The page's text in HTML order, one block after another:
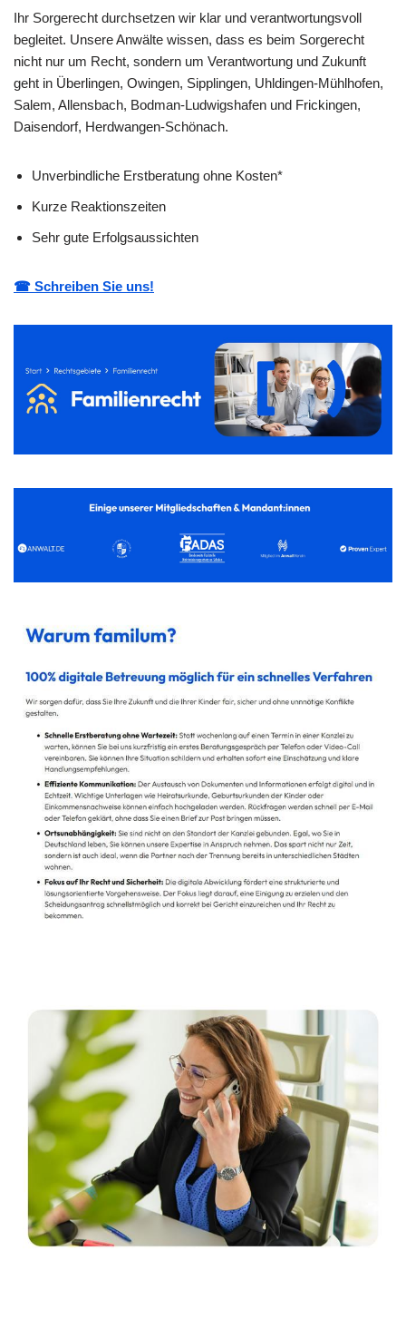
Ihr Sorgerecht durchsetzen wir klar und verantwortungsvoll
begleitet. Unsere Anwälte wissen, dass es beim Sorgerecht
nicht nur um Recht, sondern um Verantwortung und Zukunft
geht in Überlingen, Owingen, Sipplingen, Uhldingen-Mühlhofen,
Salem, Allensbach, Bodman-Ludwigshafen und Frickingen,
Daisendorf, Herdwangen-Schönach.
Unverbindliche Erstberatung ohne Kosten*
Kurze Reaktionszeiten
Sehr gute Erfolgsaussichten
☎ Schreiben Sie uns!